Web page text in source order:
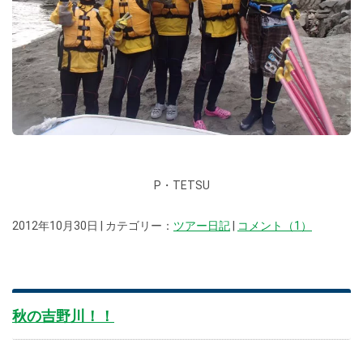
P・TETSU
2012年10月30日 | カテゴリー： ツアー日記 コメント（1）
秋の吉野川！！